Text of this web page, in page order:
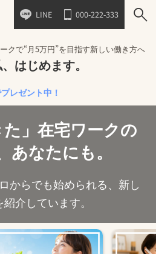
LINE 000-222-333
クで“月5万円”を目指す新しい働き方へ
はじめます。
中！
た」在宅ワークの
あなたにも。
からでも始められる、新し
介しています。